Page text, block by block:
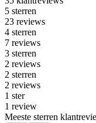
5 sterren
23 reviews
4 sterren
7 reviews
3 sterren
2 reviews
2 sterren
2 reviews
1 ster
1 review
Meeste sterren